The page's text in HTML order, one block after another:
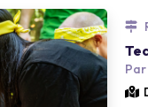
Par